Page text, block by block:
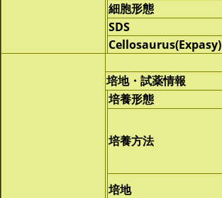
細胞形態
SDS
Cellosaurus(Expasy)
培地・試薬情報
培養形態
培養方法
培地